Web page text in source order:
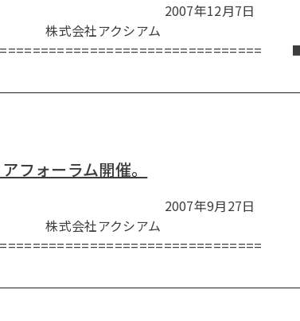
ース 2007年12月7日
シアム
フォーラム開催。
ース 2007年9月27日
シアム